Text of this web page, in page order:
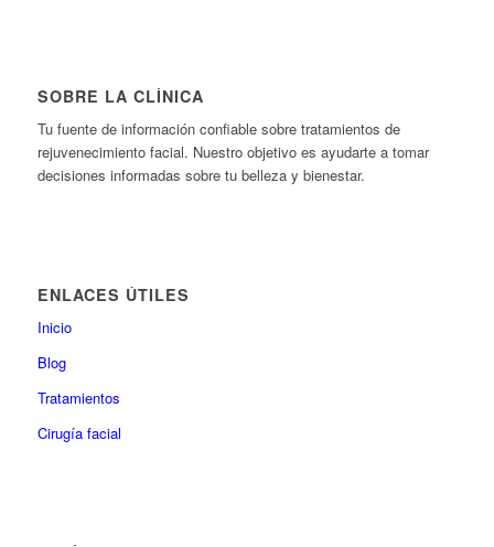
SOBRE LA CLÍNICA
Tu fuente de información confiable sobre tratamientos de
rejuvenecimiento facial. Nuestro objetivo es ayudarte a tomar
decisiones informadas sobre tu belleza y bienestar.
ENLACES ÚTILES
Inicio
Blog
Tratamientos
Cirugía facial